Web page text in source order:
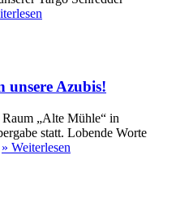
unsere Azubis!
„Alte Mühle“ in
statt. Lobende Worte
» Weiterlesen